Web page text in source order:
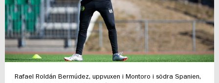
FUTSAL DAM
Rafael Roldán Bermúdez, uppvuxen i Montoro i södra Spanien,